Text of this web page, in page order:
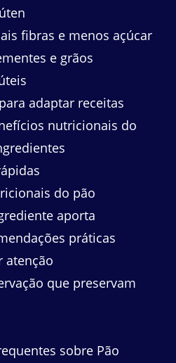
fibras e menos açúcar
e grãos
adaptar receitas
nutricionais do
do pão
aporta
práticas
atenção
que preservam
sobre Pão